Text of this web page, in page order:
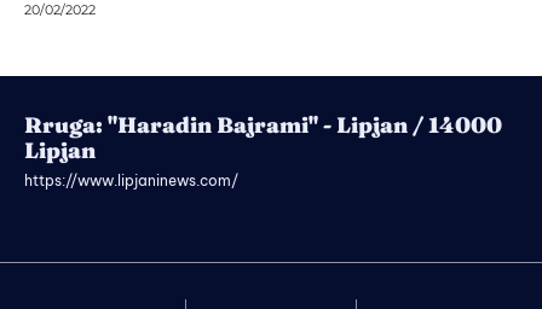
20/02/2022
Rruga: "Haradin Bajrami" - Lipjan / 14000
Lipjan
https://www.lipjaninews.com/